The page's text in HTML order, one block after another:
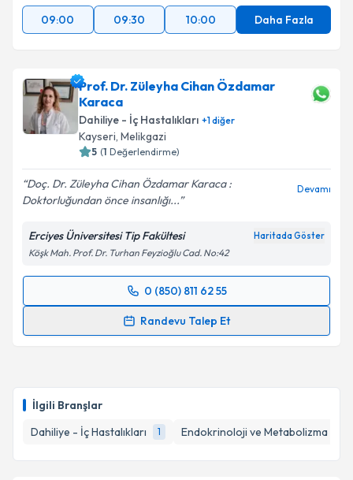
İlgili Branşlar
Dahiliye - İç Hastalıkları
1 Endokrinoloji ve Metabolizma
09:00
09:30 10:00 Daha Fazla
Prof. Dr. Züleyha Cihan Özdamar
Karaca
Dahiliye - İç Hastalıkları +1diğer
Kayseri, Melikgazi
5 (1 Değerlendirme)
Doç. Dr. Züleyha Cihan Özdamar Karaca :
Doktorluğundan önce insanlığı...
Devamı
Erciyes Üniversitesi Tip Fakültesi Haritada Göster
Köşk Mah. Prof. Dr. Turhan Feyzioğlu Cad. No:42
0 (850) 811 62 55
Randevu Talep Et
Randevu Takvimi Talebi
posta ile bilgilendireceğiz.
E-posta Adresiniz